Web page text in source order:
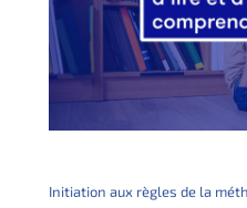
Initiation aux règles de la